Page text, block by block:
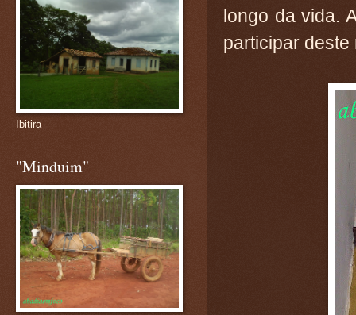
longo da vida.
participar deste
Ibitira
"Minduim"